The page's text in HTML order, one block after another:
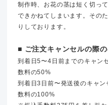
制作時、お花の茎は短く切っ
できかねてしまいます。その
りしております。
■ ご注文キャンセルの際
到着日5〜4日前までのキャン
数料の50%
到着日3日前〜発送後のキャ
数料の100%